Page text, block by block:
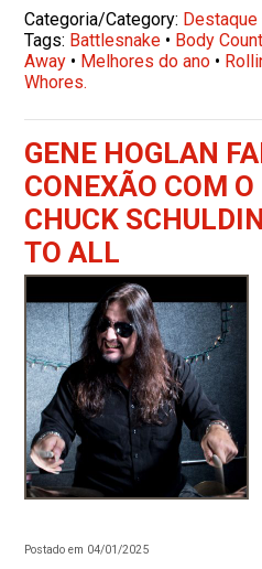
Categoria/Category: Destaque
Tags: Battlesnake • Body Count
Away • Melhores do ano •
Whores.
GENE HOGLAN
CONEXÃO COM O
CHUCK
TO ALL
Postado em 04/01/2025